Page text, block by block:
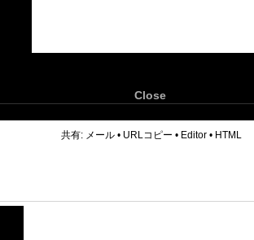
Close
共有: メール • URLコピー • Editor • HTML